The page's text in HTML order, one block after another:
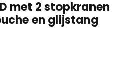
met 2 stopkranen
en glijstang